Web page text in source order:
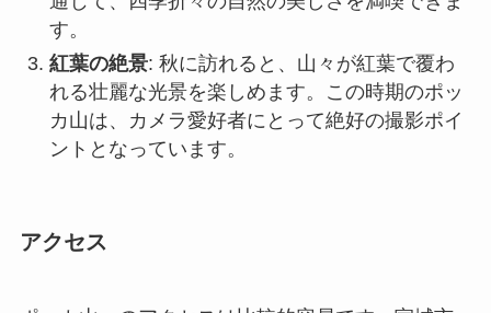
アクセス
ポッカ山へのアクセスは比較的容易です。宣城市
り、主要なバスターミナルからは直行便もありま